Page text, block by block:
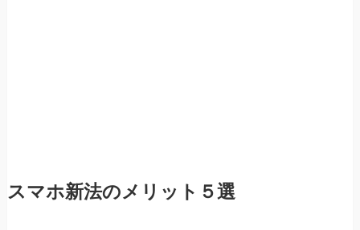
スマホ新法のメリット５選